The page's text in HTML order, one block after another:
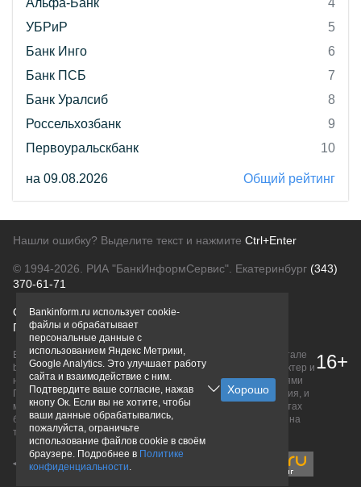
Альфа-Банк
4
УБРиР
5
Банк Инго
6
Банк ПСБ
7
Банк Уралсиб
8
Россельхозбанк
9
Первоуральскбанк
10
на 09.08.2026 Общий рейтинг
Нашли ошибку? Выделите текст и нажмите Ctrl+Enter
© 1994-2026. РИА "БанкИнформСервис". Екатеринбург (343)
370-61-71
О проектеПолитика конфиденциальности
Правовая информацияДля рекламодателей
Вся информация о продуктах банков, размещенная на портале
bankinform.ru, носит исключительно ознакомительный характер и
не является публичной офертой, определяемой положениями
ГК РФ. Информация не содержит точного и полного описания, и
может быть изменена. Конечные условия уточняйте на сайтах
банков или при личном обращении. Исключительное право на
товарные знаки принадлежит их правообладателям.
16+
Bankinform.ru использует cookie-
файлы и обрабатывает
персональные данные с
использованием Яндекс Метрики,
Google Analytics. Это улучшает работу
сайта и взаимодействие с ним.
Подтвердите ваше согласие, нажав
кнопу Ок. Если вы не хотите, чтобы
ваши данные обрабатывались,
пожалуйста, ограничьте
использование файлов cookie в своём
браузере. Подробнее в Политике
конфиденциальности.